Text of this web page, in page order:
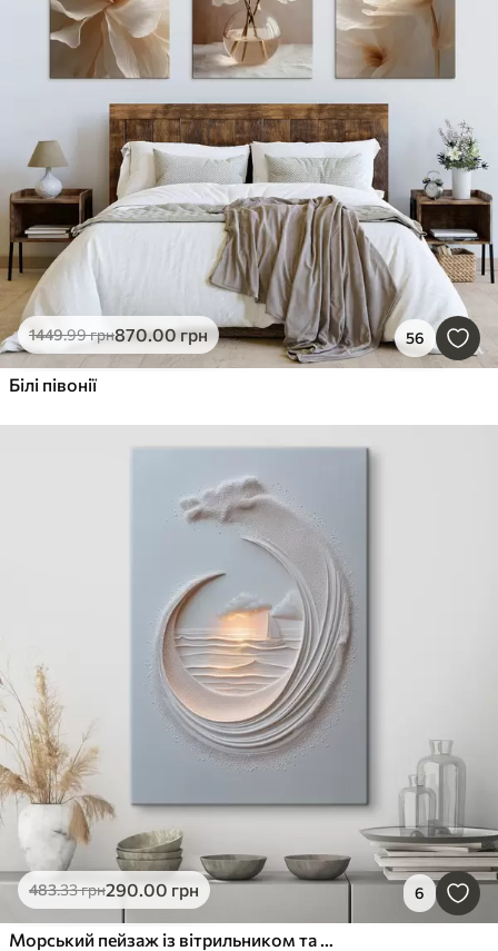
1449.99грн870.00грн 56
Білі півонії
483.33грн290.00 грн 6
Морський пейзаж із вітрильником та ефектом рельєфу